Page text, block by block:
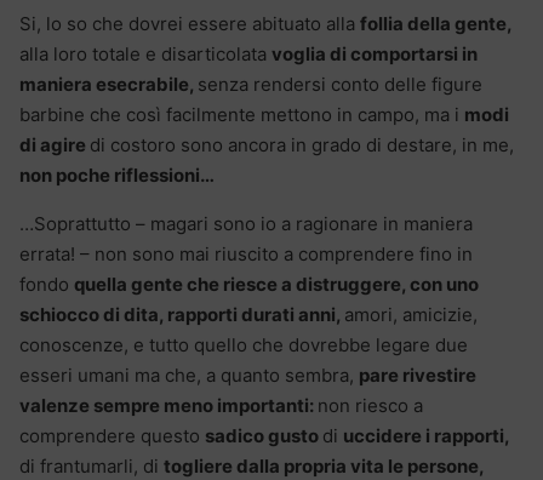
Si, lo so che dovrei essere abituato alla follia della gente,
alla loro totale e disarticolata voglia di comportarsi in
maniera esecrabile, senza rendersi conto delle figure
barbine che così facilmente mettono in campo, ma i modi
di agire di costoro sono ancora in grado di destare, in me,
non poche riflessioni…
…Soprattutto – magari sono io a ragionare in maniera
errata! – non sono mai riuscito a comprendere fino in
fondo quella gente che riesce a distruggere, con uno
schiocco di dita, rapporti durati anni, amori, amicizie,
conoscenze, e tutto quello che dovrebbe legare due
esseri umani ma che, a quanto sembra, pare rivestire
valenze sempre meno importanti: non riesco a
comprendere questo sadico gusto di uccidere i rapporti,
di frantumarli, di togliere dalla propria vita le persone,